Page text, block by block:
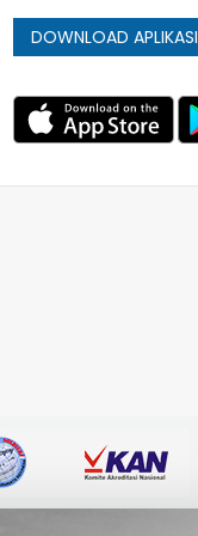
DOWNLOAD APLIKASI